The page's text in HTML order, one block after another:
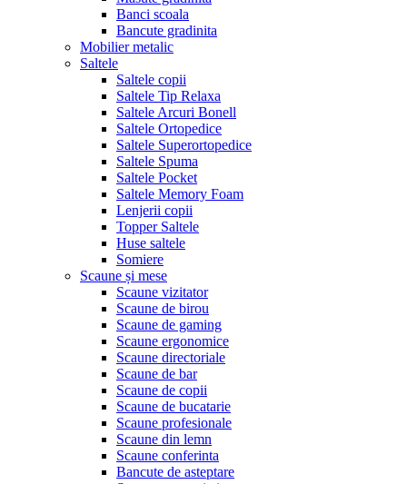
Banci scoala
Bancute gradinita
Mobilier metalic
Saltele
Saltele copii
Saltele Tip Relaxa
Saltele Arcuri Bonell
Saltele Ortopedice
Saltele Superortopedice
Saltele Spuma
Saltele Pocket
Saltele Memory Foam
Lenjerii copii
Topper Saltele
Huse saltele
Somiere
Scaune și mese
Scaune vizitator
Scaune de birou
Scaune de gaming
Scaune ergonomice
Scaune directoriale
Scaune de bar
Scaune de copii
Scaune de bucatarie
Scaune profesionale
Scaune din lemn
Scaune conferinta
Bancute de asteptare